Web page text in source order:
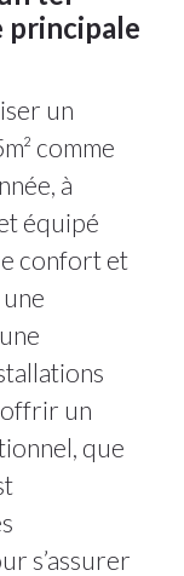
principale
un
comme
à
équipé
confort et
offrir un
que
s’assurer